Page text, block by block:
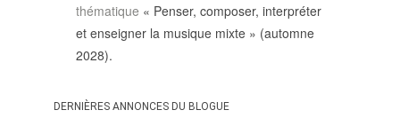
thématique « Penser, composer, interpréter
et enseigner la musique mixte » (automne
2028).
DERNIÈRES ANNONCES DU BLOGUE